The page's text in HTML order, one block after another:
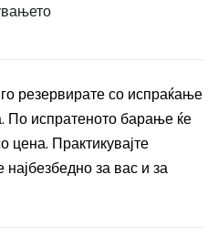
резервирате со испраќање
По испратеното барање ќе
цена. Практикувајте
најбезбедно за вас и за